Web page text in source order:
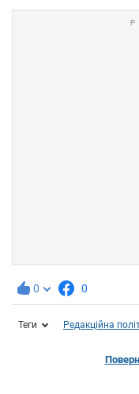
0 0
Теги Редакційна